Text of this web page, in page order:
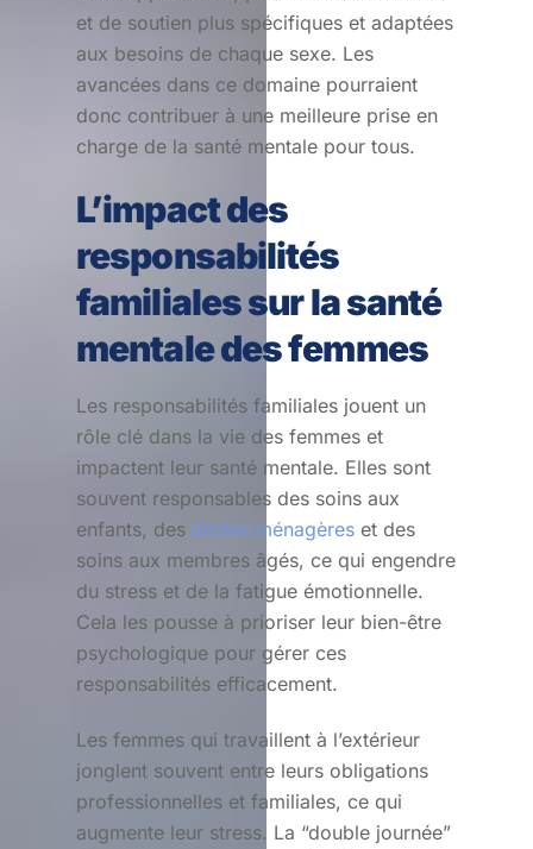
et de soutien plus spécifiques et adaptées
aux besoins de chaque sexe. Les
avancées dans ce domaine pourraient
donc contribuer à une meilleure prise en
charge de la santé mentale pour tous.
L’impact des
responsabilités
familiales sur la santé
mentale des femmes
Les responsabilités familiales jouent un
rôle clé dans la vie des femmes et
impactent leur santé mentale. Elles sont
souvent responsables des soins aux
enfants, des tâches ménagères et des
soins aux membres âgés, ce qui engendre
du stress et de la fatigue émotionnelle.
Cela les pousse à prioriser leur bien-être
psychologique pour gérer ces
responsabilités efficacement.
Les femmes qui travaillent à l’extérieur
jonglent souvent entre leurs obligations
professionnelles et familiales, ce qui
augmente leur stress. La “double journée”